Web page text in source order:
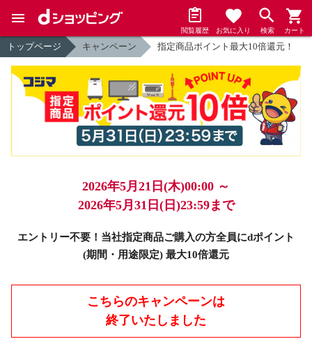
閲覧履歴 お気に入り 検索 カート
トップページ キャンペーン 指定商品ポイント最大10倍還元！
2026年5月21日(木)00:00 ～
2026年5月31日(日)23:59まで
エントリー不要！当社指定商品ご購入の方全員にdポイント
(期間・用途限定) 最大10倍還元
こちらのキャンペーンは
終了いたしました